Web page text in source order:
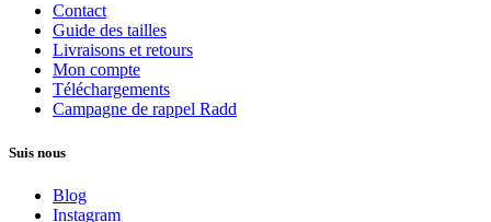
Contact
Guide des tailles
Livraisons et retours
Mon compte
Téléchargements
Campagne de rappel Radd
Suis nous
Blog
Instagram